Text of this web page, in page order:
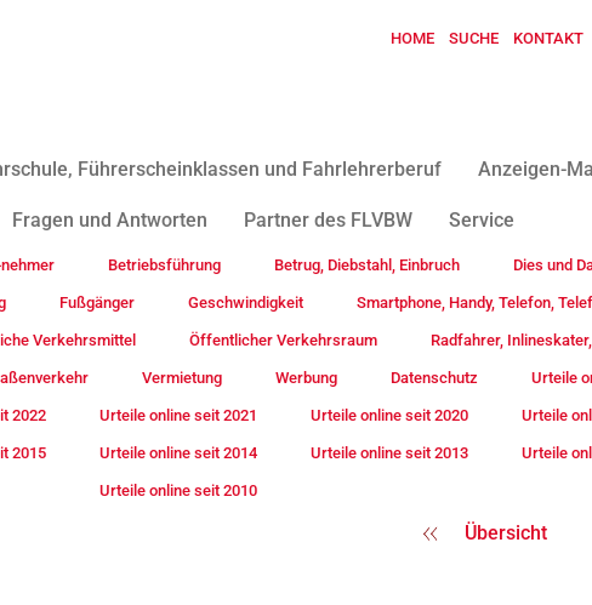
HOME SUCHE KONTAKT
Führerscheinklassen und Fahrlehrerberuf Anzeigen-
Fragen und Antworten Partner des FLVBW Service
Betriebsführung Betrug, Diebstahl, Einbruch Dies und
Fußgänger Geschwindigkeit Smartphone, Handy, Telefon,
Verkehrsmittel Öffentlicher Verkehrsraum Radfahrer,
Vermietung Werbung Datenschutz Urteile
2022 Urteile online seit 2021 Urteile online seit 2020 Urteile
2015 Urteile online seit 2014 Urteile online seit 2013 Urteile
Urteile online seit 2010
Übersicht